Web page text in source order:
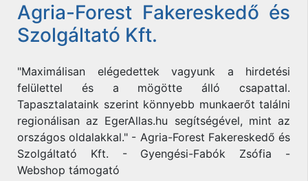
Agria-Forest Fakereskedő és
Szolgáltató Kft.
"Maximálisan elégedettek vagyunk a hirdetési
felülettel és a mögötte álló csapattal.
Tapasztalataink szerint könnyebb munkaerőt találni
regionálisan az EgerAllas.hu segítségével, mint az
országos oldalakkal." - Agria-Forest Fakereskedő és
Szolgáltató Kft. - Gyengési-Fabók Zsófia -
Webshop támogató